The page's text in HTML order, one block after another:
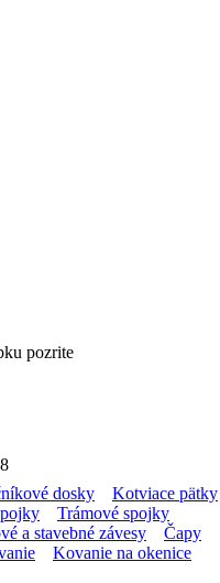
pozrite
dosky
Kotviace pätky
Trámové spojky
a stavebné závesy
Čapy
Kovanie na okenice